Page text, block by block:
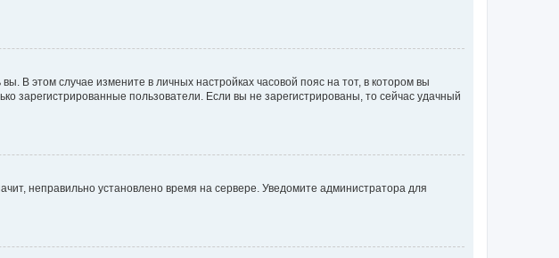
В этом случае измените в личных настройках часовой пояс на тот, в котором вы
зарегистрированные пользователи. Если вы не зарегистрированы, то сейчас удачный
неправильно установлено время на сервере. Уведомите администратора для